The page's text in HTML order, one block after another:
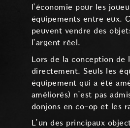
l’économie pour les
équipements entre eux.
peuvent vendre des
l’argent réel.
Lors de la conception de
directement. Seuls les
équipement qui a été
améliorés) n’est pas
donjons en co-op et les
L’un des principaux